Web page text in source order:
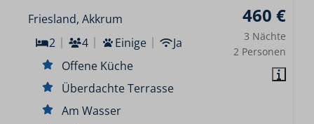
460 €
3 Nächte
2 Personen
Friesland, Akkrum
2
4 Einige
Ja
Offene Küche
Überdachte Terrasse
Am Wasser